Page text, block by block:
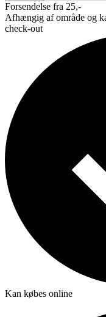
Forsendelse fra 25,-
Afhængig af område og
check-out
Kan købes online